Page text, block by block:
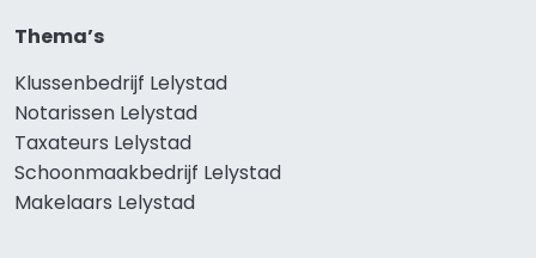
Thema’s
Klussenbedrijf Lelystad
Notarissen Lelystad
Taxateurs Lelystad
Schoonmaakbedrijf Lelystad
Makelaars Lelystad